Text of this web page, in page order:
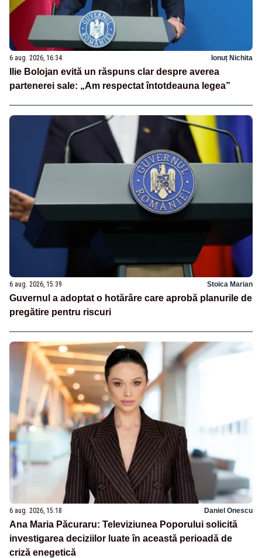
6 aug. 2026, 16:34 Ionuț Nichita
Ilie Bolojan evită un răspuns clar despre averea
partenerei sale: „Am respectat întotdeauna legea”
6 aug. 2026, 15:39 Stoica Marian
Guvernul a adoptat o hotărâre care aprobă planurile de
pregătire pentru riscuri
6 aug. 2026, 15:18 Daniel Onescu
Ana Maria Păcuraru: Televiziunea Poporului solicită
investigarea deciziilor luate în această perioadă de
criză enegetică